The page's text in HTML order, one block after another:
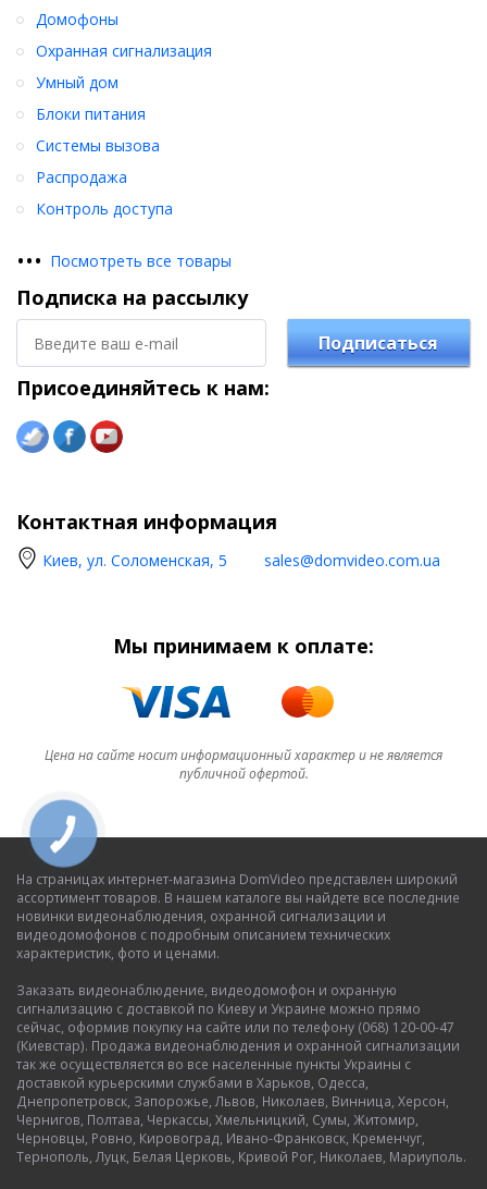
Домофоны
Охранная сигнализация
Умный дом
Блоки питания
Системы вызова
Распродажа
Контроль доступа
••• Посмотреть все товары
Подписка на рассылку
Подписаться
Присоединяйтесь к нам:
Контактная информация
Киев, ул. Соломенская, 5 sales@domvideo.com.ua
Мы принимаем к оплате:
Цена на сайте носит информационный характер и не является
публичной офертой.
На страницах интернет-магазина DomVideo представлен широкий
ассортимент товаров. В нашем каталоге вы найдете все последние
новинки видеонаблюдения, охранной сигнализации и
видеодомофонов с подробным описанием технических
характеристик, фото и ценами.
Заказать видеонаблюдение, видеодомофон и охранную
сигнализацию с доставкой по Киеву и Украине можно прямо
сейчас, оформив покупку на сайте или по телефону (068) 120-00-47
(Киевстар). Продажа видеонаблюдения и охранной сигнализации
так же осуществляется во все населенные пункты Украины с
доставкой курьерскими службами в Харьков, Одесса,
Днепропетровск, Запорожье, Львов, Николаев, Винница, Херсон,
Чернигов, Полтава, Черкассы, Хмельницкий, Сумы, Житомир,
Черновцы, Ровно, Кировоград, Ивано-Франковск, Кременчуг,
Тернополь, Луцк, Белая Церковь, Кривой Рог, Николаев, Мариуполь.